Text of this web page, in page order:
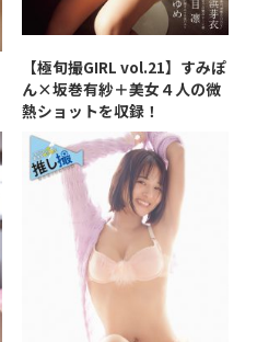
【極旬撮GIRL vol.21】すみぽ
ん×坂巻有紗＋美女４人の微
熱ショットを収録！